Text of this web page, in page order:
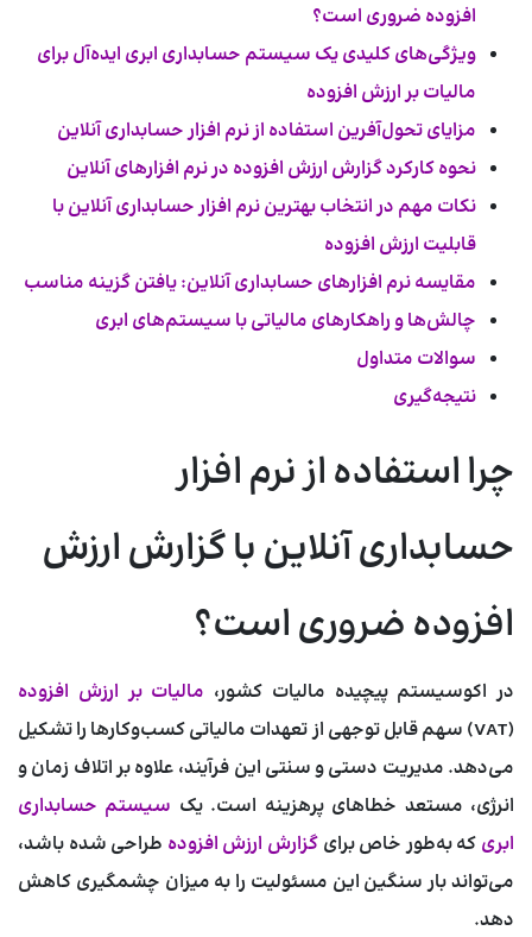
افزوده ضروری است؟
ویژگی‌های کلیدی یک سیستم حسابداری ابری ایده‌آل برای
مالیات بر ارزش افزوده
مزایای تحول‌آفرین استفاده از نرم افزار حسابداری آنلاین
نحوه کارکرد گزارش ارزش افزوده در نرم افزارهای آنلاین
نکات مهم در انتخاب بهترین نرم افزار حسابداری آنلاین با
قابلیت ارزش افزوده
مقایسه نرم افزارهای حسابداری آنلاین: یافتن گزینه مناسب
چالش‌ها و راهکارهای مالیاتی با سیستم‌های ابری
سوالات متداول
نتیجه‌گیری
چرا استفاده از نرم افزار
حسابداری آنلاین با گزارش ارزش
افزوده ضروری است؟
در اکوسیستم پیچیده مالیات کشور، مالیات بر ارزش افزوده
(VAT) سهم قابل توجهی از تعهدات مالیاتی کسب‌وکارها را تشکیل
می‌دهد. مدیریت دستی و سنتی این فرآیند، علاوه بر اتلاف زمان و
انرژی، مستعد خطاهای پرهزینه است. یک سیستم حسابداری
ابری که به‌طور خاص برای گزارش ارزش افزوده طراحی شده باشد،
می‌تواند بار سنگین این مسئولیت را به میزان چشمگیری کاهش
دهد.